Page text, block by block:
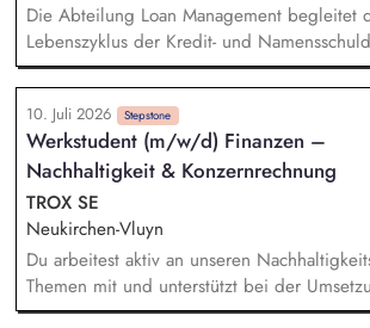
Die Abteilung Loan Management begleitet
Lebenszyklus der Kredit- und
der DEG und verantwortet die korrekte
Abwicklung der Geschäfte. Das
unter anderem die Führung der
Auszahlungen, Payment-Agent-Tätigkeiten,
Rechnungsmanagement sowie Mahnwesen
Zahlungseingangsverarbeitung. Als Partner
Marktabteilungen beraten wir bei der
Transaktionen im Hinblick auf Abbildbarkeit
10. Juli 2026 Stepstone
Werkstudent (m/w/d) Finanzen –
Nachhaltigkeit & Konzernrechnung
TROX SE
Neukirchen-Vluyn
Du arbeitest aktiv an unseren
Themen mit und unterstützt bei der
Taxonomie. Du analysierst